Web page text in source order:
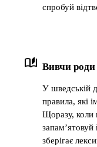
спробуй
auto_stories Вивчи роди
У шведській
правила, які
Щоразу, коли
зберігає